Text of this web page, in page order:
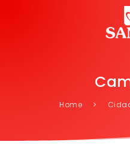
Home